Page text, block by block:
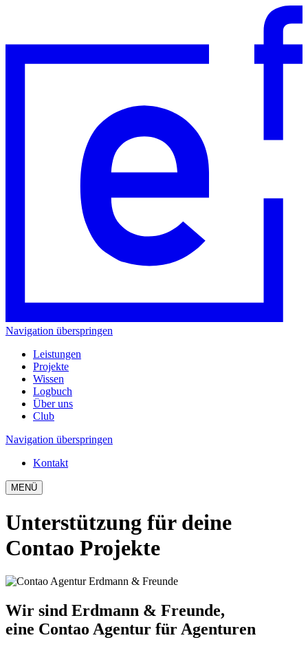
Navigation überspringen
Leistungen
Projekte
Wissen
Logbuch
Über uns
Club
Navigation überspringen
Kontakt
MENÜ
Unterstützung für deine
Contao Projekte
Wir sind Erdmann & Freunde,
eine Contao Agentur für Agenturen